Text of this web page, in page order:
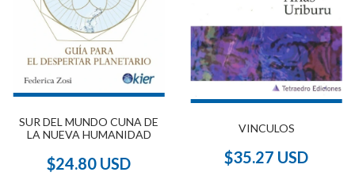
SUR DEL MUNDO CUNA DE
LA NUEVA HUMANIDAD
$24.80 USD
VINCULOS
$35.27 USD